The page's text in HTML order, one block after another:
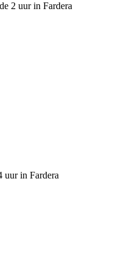
2 uur in Fardera
uur in Fardera